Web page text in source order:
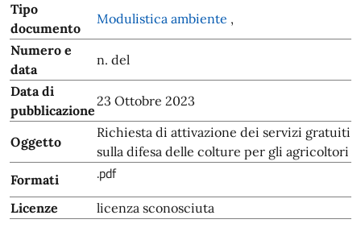
Tipo
documento
Modulistica ambiente ,
Numero e
data
n. del
Data di
pubblicazione
23 Ottobre 2023
Oggetto
Richiesta di attivazione dei servizi gratuiti
sulla difesa delle colture per gli agricoltori
Formati
.pdf
Licenze licenza sconosciuta